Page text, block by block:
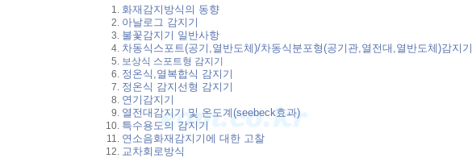
화재감지방식의 동향
아날로그 감지기
불꽃감지기 일반사항
차동식스포트(공기,열반도체)/차동식분포형(공기관,열전대,열반도체)감지기
보상식 스포트형 감지기
정온식,열복합식 감지기
정온식 감지선형 감지기
연기감지기
열전대감지기 및 온도계(seebeck효과)
특수용도의 감지기
연소음화재감지기에 대한 고찰
교차회로방식